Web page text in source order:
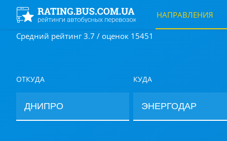
НАПРАВЛЕНИЯ
Средний рейтинг 3.7 / оценок 15451
ОТКУДА КУДА